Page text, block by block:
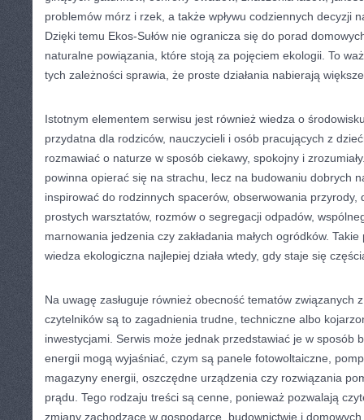
problemów mórz i rzek, a także wpływu codziennych decyzji
Dzięki temu Ekos-Sułów nie ogranicza się do porad
naturalne powiązania, które stoją za pojęciem ekologii. To
tych zależności sprawia, że proste działania nabierają
Istotnym elementem serwisu jest również wiedza o
przydatna dla rodziców, nauczycieli i osób pracujących z
rozmawiać o naturze w sposób ciekawy, spokojny i
powinna opierać się na strachu, lecz na budowaniu dobrych
inspirować do rodzinnych spacerów, obserwowania przyrody,
prostych warsztatów, rozmów o segregacji odpadów,
marnowania jedzenia czy zakładania małych ogródków.
wiedza ekologiczna najlepiej działa wtedy, gdy staje się
Na uwagę zasługuje również obecność tematów związanych
czytelników są to zagadnienia trudne, techniczne albo
inwestycjami. Serwis może jednak przedstawiać je w sposób
energii mogą wyjaśniać, czym są panele fotowoltaiczne,
magazyny energii, oszczędne urządzenia czy rozwiązania
prądu. Tego rodzaju treści są cenne, ponieważ pozwalają
zmiany zachodzące w gospodarce, budownictwie i